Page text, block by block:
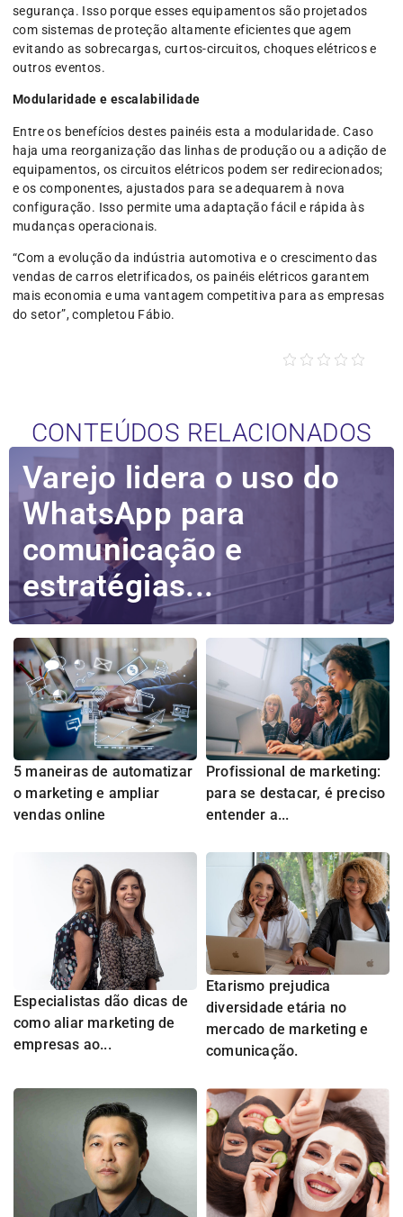
segurança. Isso porque esses equipamentos são projetados
com sistemas de proteção altamente eficientes que agem
evitando as sobrecargas, curtos-circuitos, choques elétricos e
outros eventos.
Modularidade e escalabilidade
Entre os benefícios destes painéis esta a modularidade. Caso
haja uma reorganização das linhas de produção ou a adição de
equipamentos, os circuitos elétricos podem ser redirecionados;
e os componentes, ajustados para se adequarem à nova
configuração. Isso permite uma adaptação fácil e rápida às
mudanças operacionais.
“Com a evolução da indústria automotiva e o crescimento das
vendas de carros eletrificados, os painéis elétricos garantem
mais economia e uma vantagem competitiva para as empresas
do setor”, completou Fábio.
CONTEÚDOS RELACIONADOS
Varejo lidera o uso do
WhatsApp para
comunicação e
estratégias...
5 maneiras de automatizar
o marketing e ampliar
vendas online
Profissional de marketing:
para se destacar, é preciso
entender a...
Especialistas dão dicas de
como aliar marketing de
empresas ao...
Etarismo prejudica
diversidade etária no
mercado de marketing e
comunicação.